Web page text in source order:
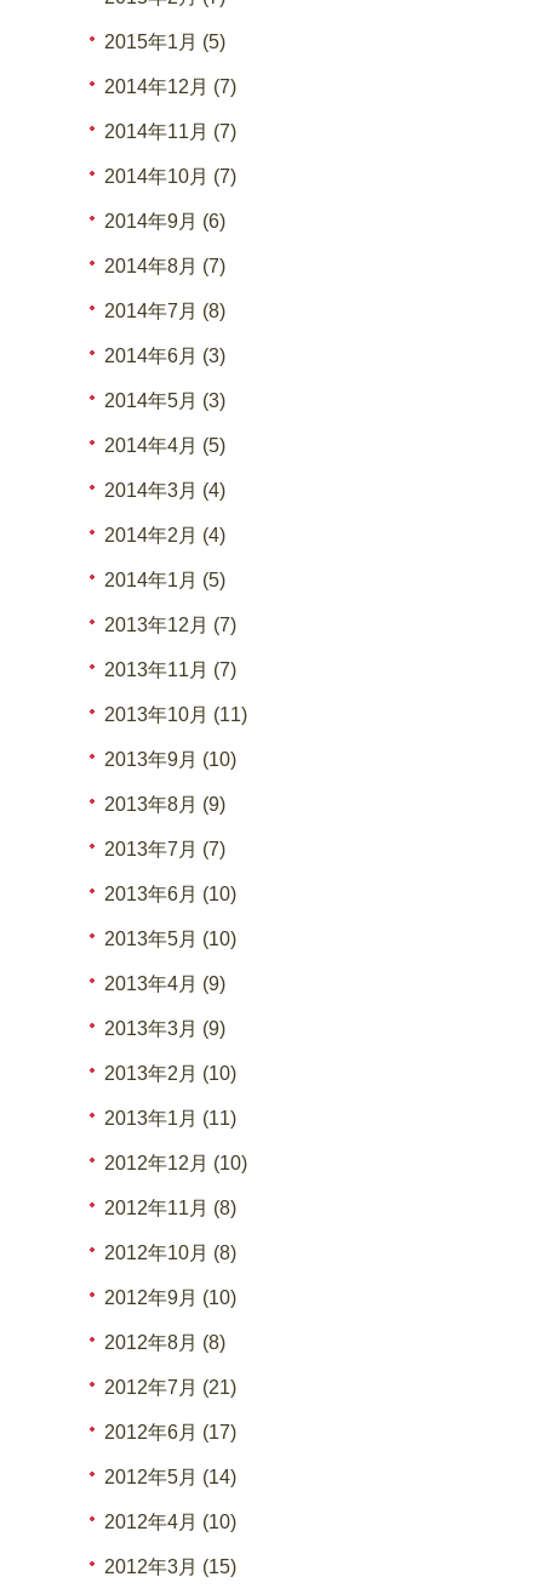
2015年1月 (5)
2014年12月 (7)
2014年11月 (7)
2014年10月 (7)
2014年9月 (6)
2014年8月 (7)
2014年7月 (8)
2014年6月 (3)
2014年5月 (3)
2014年4月 (5)
2014年3月 (4)
2014年2月 (4)
2014年1月 (5)
2013年12月 (7)
2013年11月 (7)
2013年10月 (11)
2013年9月 (10)
2013年8月 (9)
2013年7月 (7)
2013年6月 (10)
2013年5月 (10)
2013年4月 (9)
2013年3月 (9)
2013年2月 (10)
2013年1月 (11)
2012年12月 (10)
2012年11月 (8)
2012年10月 (8)
2012年9月 (10)
2012年8月 (8)
2012年7月 (21)
2012年6月 (17)
2012年5月 (14)
2012年4月 (10)
2012年3月 (15)